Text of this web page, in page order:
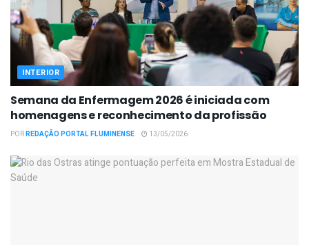
INTERIOR
Semana da Enfermagem 2026 é iniciada com
homenagens e reconhecimento da profissão
PORREDAÇÃO PORTAL FLUMINENSE 13/05/2026